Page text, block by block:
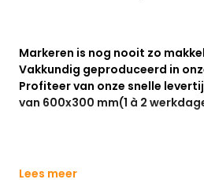
Markeren is nog nooit zo
Vakkundig geproduceerd in
Profiteer van onze snelle
van 600x300 mm(1 à 2
Lees meer